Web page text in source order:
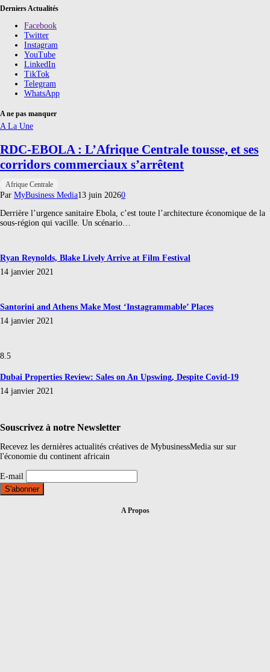
Derniers Actualités
Facebook
Twitter
Instagram
YouTube
LinkedIn
TikTok
Telegram
WhatsApp
A ne pas manquer
A La Une
RDC-EBOLA : L’Afrique Centrale tousse, et ses
corridors commerciaux s’arrêtent
Afrique Centrale
Par MyBusiness Media13 juin 20260
Derrière l’urgence sanitaire Ebola, c’est toute l’architecture économique de la
sous-région qui vacille. Un scénario…
Ryan Reynolds, Blake Lively Arrive at Film Festival
14 janvier 2021
Santorini and Athens Make Most ‘Instagrammable’ Places
14 janvier 2021
8.5
Dubai Properties Review: Sales on An Upswing, Despite Covid-19
14 janvier 2021
Souscrivez à notre Newsletter
Recevez les dernières actualités créatives de MybusinessMedia sur sur
l'économie du continent africain
E-mail
A Propos